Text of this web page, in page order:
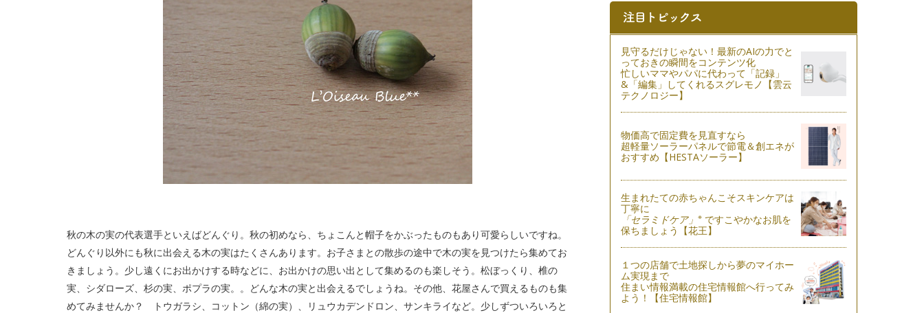
秋の木の実の代表選手といえばどんぐり。秋の初めなら、ちょこんと帽子をかぶったものもあり可愛らしいですね。
どんぐり以外にも秋に出会える木の実はたくさんあります。お子さまとの散歩の途中で木の実を見つけたら集めてお
きましょう。少し遠くにお出かけする時などに、お出かけの思い出として集めるのも楽しそう。松ぼっくり、椎の
実、シダローズ、杉の実、ポプラの実。。どんな木の実と出会えるでしょうね。その他、花屋さんで買えるものも集
めてみませんか？ トウガラシ、コットン（綿の実）、リュウカデンドロン、サンキライなど。少しずついろいろと
見守るだけじゃない！最新のAIの力でと
っておきの瞬間をコンテンツ化
忙しいママやパパに代わって「記録」
&「編集」してくれるスグレモノ【雲云
テクノロジー】
物価高で固定費を見直すなら
超軽量ソーラーパネルで節電＆創エネが
おすすめ【HESTAソーラー】
生まれたての赤ちゃんこそスキンケアは
丁寧に
「セラミドケア」 ※ですこやかなお肌を
保ちましょう【花王】
１つの店舗で土地探しから夢のマイホー
ム実現まで
住まい情報満載の住宅情報館へ行ってみ
よう！【住宅情報館】